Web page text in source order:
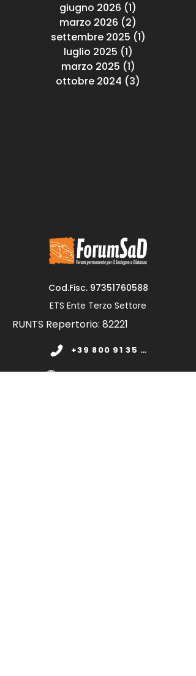
giugno 2026 (1)
marzo 2026 (2)
settembre 2025 (1)
luglio 2025 (1)
marzo 2025 (1)
ottobre 2024 (3)
Cod.Fisc. 97351760588
ETS Ente Terzo Settore
RUNTS Repertorio: 82221
+39 800 91 35 11